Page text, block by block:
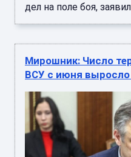
дел на поле боя,
Мирошник: Число
ВСУ с июня выросло